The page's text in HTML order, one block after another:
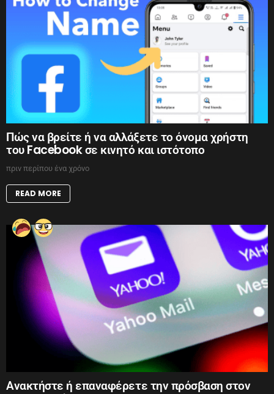
Πώς να βρείτε ή να αλλάξετε το όνομα χρήστη
του Facebook σε κινητό και ιστότοπο
πριν περίπου ένα χρόνο
READ MORE
Ανακτήστε ή επαναφέρετε την πρόσβαση στον